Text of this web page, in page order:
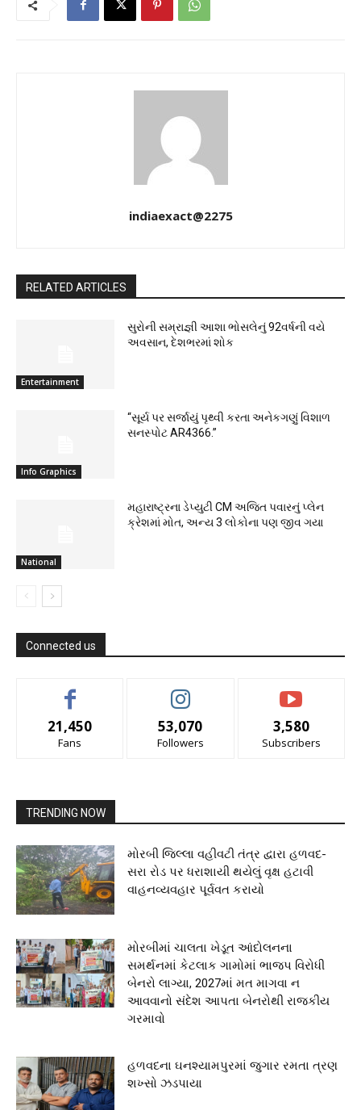
indiaexact@2275
RELATED ARTICLES
Entertainment
સુરોની સમ્રાજ્ઞી આશા ભોસલેનું 92વર્ષની વયે
અવસાન, દેશભરમાં શોક
Info Graphics
“સૂર્ય પર સર્જાયું પૃથ્વી કરતા અનેકગણું વિશાળ
સનસ્પોટ AR4366.”
National
મહારાષ્ટ્રના ડેપ્યુટી CM અજિત પવારનું પ્લેન
ક્રેશમાં મોત, અન્ય 3 લોકોના પણ જીવ ગયા
Connected us
21,450
Fans
53,070
Followers
3,580
Subscribers
TRENDING NOW
મોરબી જિલ્લા વહીવટી તંત્ર દ્વારા હળવદ-
સરા રોડ પર ધરાશાયી થયેલું વૃક્ષ હટાવી
વાહનવ્યવહાર પૂર્વવત કરાયો
મોરબીમાં ચાલતા ખેડૂત આંદોલનના
સમર્થનમાં કેટલાક ગામોમાં ભાજપ વિરોધી
બેનરો લાગ્યા, 2027માં મત માગવા ન
આવવાનો સંદેશ આપતા બેનરોથી રાજકીય
ગરમાવો
હળવદના ઘનશ્યામપુરમાં જુગાર રમતા ત્રણ
શખ્સો ઝડપાયા